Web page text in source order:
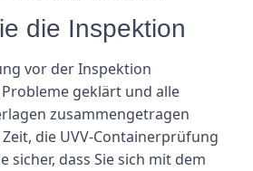
die Inspektion
vor der Inspektion
geklärt und alle
zusammengetragen
die UVV-Containerprüfung
sicher, dass Sie sich mit dem